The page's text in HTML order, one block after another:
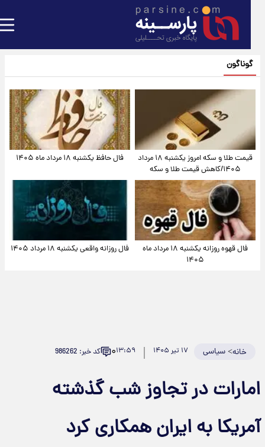
گوناگون
قیمت طلا و سکه امروز یکشنبه ۱۸ مرداد
۱۴۰۵/کاهش قیمت طلا و سکه
فال حافظ یکشنبه ۱۸ مرداد ماه ۱۴۰۵
فال قهوه روزانه یکشنبه ۱۸ مرداد ماه
۱۴۰۵
فال روزانه واقعی یکشنبه ۱۸ مرداد ۱۴۰۵
خانه>سیاسی ۱۳:۵۹۰ کد خبر: 986262
در تجاوز شب گذشته
به ایران همکاری کرد